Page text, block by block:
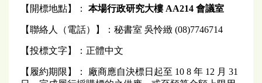
【開標地點】： 本場行政研究大樓 AA214 會議室
【聯絡人（電話）】：秘書室 吳怜緻 (08)7746714
【投標文字】：正體中文
【履約期限】： 廠商應自決標日起至 10 8 年 12 月 31